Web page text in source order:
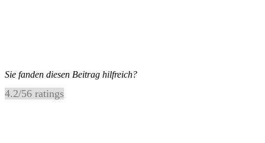
Sie fanden diesen Beitrag hilfreich?
4.2/56 ratings